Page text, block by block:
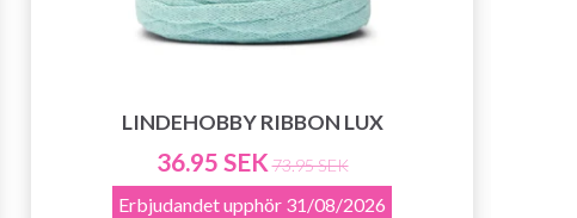
LINDEHOBBY RIBBON LUX
36.95 SEK 73.95 SEK
Erbjudandet upphör 31/08/2026